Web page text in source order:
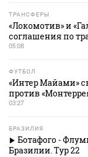
ТРАНСФЕРЫ
«Локомотив» и
соглашения по
05:08
ФУТБОЛ
«Интер Майами»
против
03:27
БРАЗИЛИЯ
Ботафого -
Бразилии. Тур 22